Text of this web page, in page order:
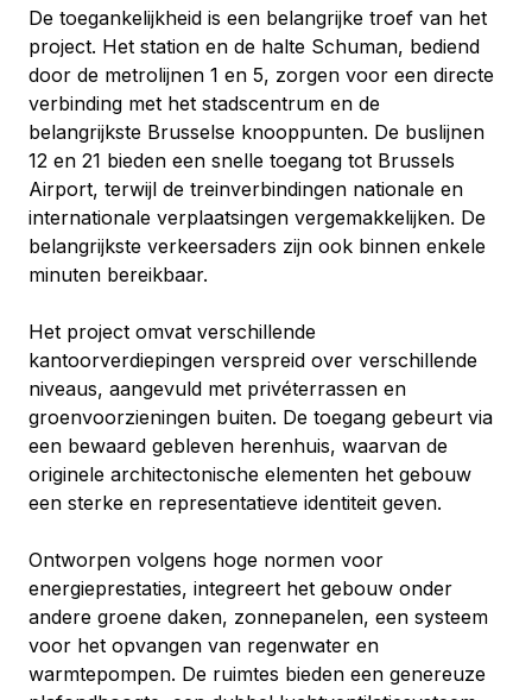
De toegankelijkheid is een belangrijke troef van het
project. Het station en de halte Schuman, bediend
door de metrolijnen 1 en 5, zorgen voor een directe
verbinding met het stadscentrum en de
belangrijkste Brusselse knooppunten. De buslijnen
12 en 21 bieden een snelle toegang tot Brussels
Airport, terwijl de treinverbindingen nationale en
internationale verplaatsingen vergemakkelijken. De
belangrijkste verkeersaders zijn ook binnen enkele
minuten bereikbaar.
Het project omvat verschillende
kantoorverdiepingen verspreid over verschillende
niveaus, aangevuld met privéterrassen en
groenvoorzieningen buiten. De toegang gebeurt via
een bewaard gebleven herenhuis, waarvan de
originele architectonische elementen het gebouw
een sterke en representatieve identiteit geven.
Ontworpen volgens hoge normen voor
energieprestaties, integreert het gebouw onder
andere groene daken, zonnepanelen, een systeem
voor het opvangen van regenwater en
warmtepompen. De ruimtes bieden een genereuze